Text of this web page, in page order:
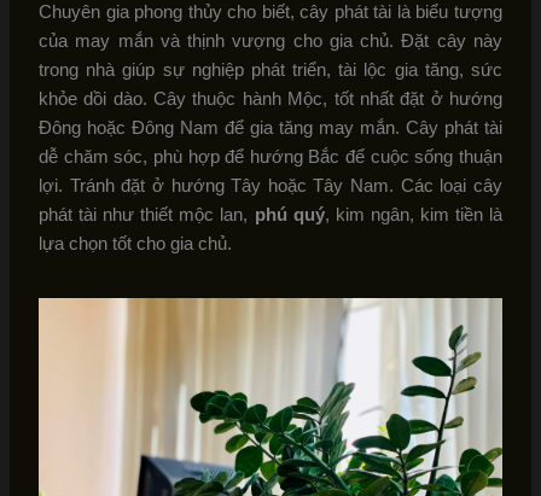
Chuyên gia phong thủy cho biết, cây phát tài là biểu tượng
của may mắn và thịnh vượng cho gia chủ. Đặt cây này
trong nhà giúp sự nghiệp phát triển, tài lộc gia tăng, sức
khỏe dồi dào. Cây thuộc hành Mộc, tốt nhất đặt ở hướng
Đông hoặc Đông Nam để gia tăng may mắn. Cây phát tài
dễ chăm sóc, phù hợp để hướng Bắc để cuộc sống thuận
lợi. Tránh đặt ở hướng Tây hoặc Tây Nam. Các loại cây
phát tài như thiết mộc lan, phú quý, kim ngân, kim tiền là
lựa chọn tốt cho gia chủ.